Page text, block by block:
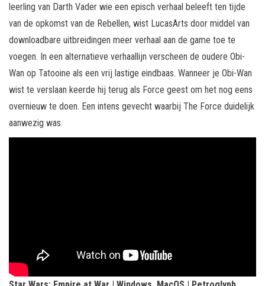
leerling van Darth Vader wie een episch verhaal beleeft ten tijde
van de opkomst van de Rebellen, wist LucasArts door middel van
downloadbare uitbreidingen meer verhaal aan de game toe te
voegen. In een alternatieve verhaallijn verscheen de oudere Obi-
Wan op Tatooine als een vrij lastige eindbaas. Wanneer je Obi-Wan
wist te verslaan keerde hij terug als Force geest om het nog eens
overnieuw te doen. Een intens gevecht waarbij The Force duidelijk
aanwezig was.